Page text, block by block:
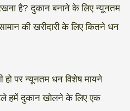
है? दुकान बनाने के लिए न्यूनतम
की खरीदारी के लिए कितने धन
हो पर न्यूनतम धन विशेष मायने
हमें दुकान खोलने के लिए एक